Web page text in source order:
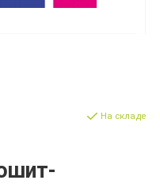
На складе